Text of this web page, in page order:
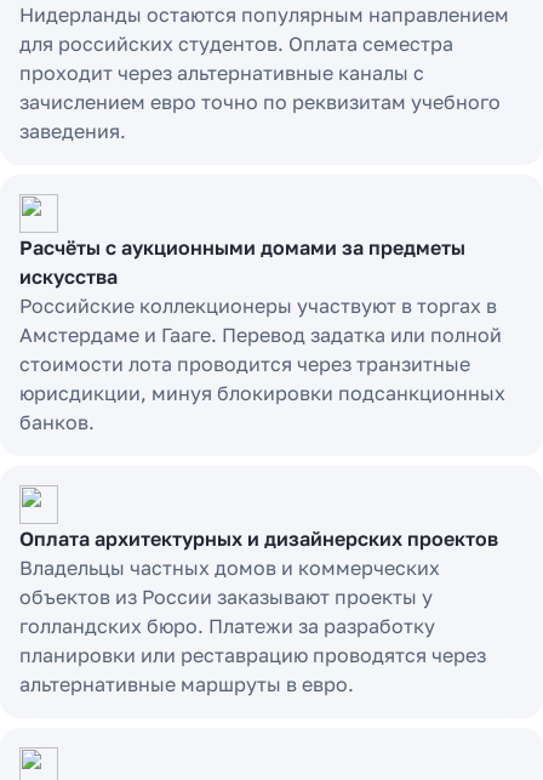
Нидерланды остаются популярным направлением
для российских студентов. Оплата семестра
проходит через альтернативные каналы с
зачислением евро точно по реквизитам учебного
заведения.
Расчёты с аукционными домами за предметы
искусства
Российские коллекционеры участвуют в торгах в
Амстердаме и Гааге. Перевод задатка или полной
стоимости лота проводится через транзитные
юрисдикции, минуя блокировки подсанкционных
банков.
Оплата архитектурных и дизайнерских проектов
Владельцы частных домов и коммерческих
объектов из России заказывают проекты у
голландских бюро. Платежи за разработку
планировки или реставрацию проводятся через
альтернативные маршруты в евро.